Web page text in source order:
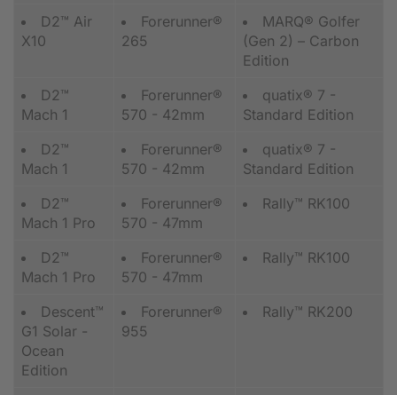
D2™ Air
X10
Forerunner®
265
MARQ® Golfer
(Gen 2) – Carbon
Edition
D2™
Mach 1
Forerunner®
570 - 42mm
quatix® 7 -
Standard Edition
D2™
Mach 1
Forerunner®
570 - 42mm
quatix® 7 -
Standard Edition
D2™
Mach 1 Pro
Forerunner®
570 - 47mm
Rally™ RK100
D2™
Mach 1 Pro
Forerunner®
570 - 47mm
Rally™ RK100
Descent™
G1 Solar -
Ocean
Edition
Forerunner®
955
Rally™ RK200